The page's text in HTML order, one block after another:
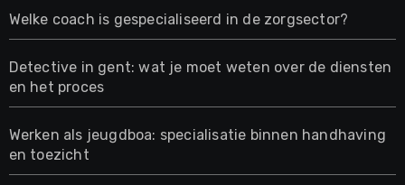
Welke coach is gespecialiseerd in de zorgsector?
Detective in gent: wat je moet weten over de diensten
en het proces
Werken als jeugdboa: specialisatie binnen handhaving
en toezicht